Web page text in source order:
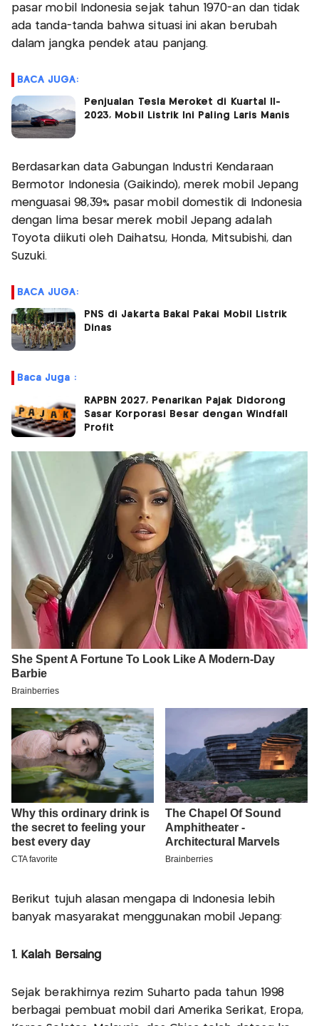
pasar mobil Indonesia sejak tahun 1970-an dan tidak
ada tanda-tanda bahwa situasi ini akan berubah
dalam jangka pendek atau panjang.
BACA JUGA:
Penjualan Tesla Meroket di Kuartal II-
2023, Mobil Listrik Ini Paling Laris Manis
Berdasarkan data Gabungan Industri Kendaraan
Bermotor Indonesia (Gaikindo), merek mobil Jepang
menguasai 98,39% pasar mobil domestik di Indonesia
dengan lima besar merek mobil Jepang adalah
Toyota diikuti oleh Daihatsu, Honda, Mitsubishi, dan
Suzuki.
BACA JUGA:
PNS di Jakarta Bakal Pakai Mobil Listrik
Dinas
Baca Juga :
RAPBN 2027, Penarikan Pajak Didorong
Sasar Korporasi Besar dengan Windfall
Profit
Berikut tujuh alasan mengapa di Indonesia lebih
banyak masyarakat menggunakan mobil Jepang:
1. Kalah Bersaing
Sejak berakhirnya rezim Suharto pada tahun 1998
berbagai pembuat mobil dari Amerika Serikat, Eropa,